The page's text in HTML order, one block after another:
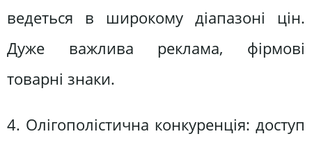
ведеться в широкому діапазоні цін.
Дуже важлива реклама, фірмові
товарні знаки.
4. Олігополістична конкуренція: доступ